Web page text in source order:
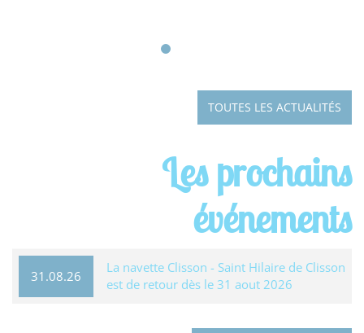
TOUTES LES ACTUALITÉS
Les prochains
événements
31.08.26
La navette Clisson - Saint Hilaire de Clisson
est de retour dès le 31 aout 2026